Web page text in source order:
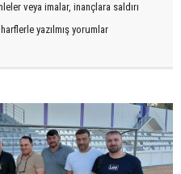
veya imalar, inançlara saldırı
yazılmış yorumlar